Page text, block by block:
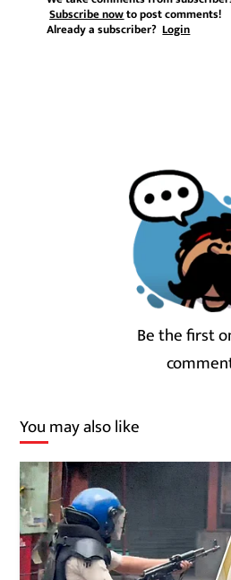
Subscribe nowto post comments!
Already a subscriber?Login
Be the first
You may also like